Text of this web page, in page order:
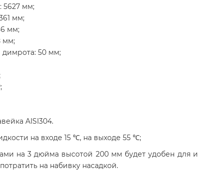
5627 мм;
мм;
мм;
мм;
50 мм;
AISI304.
на входе 15 ℃, на выходе 55 ℃;
на 3 дюйма высотой 200 мм будет удобен для
на набивку насадкой.